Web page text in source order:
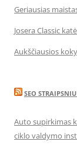
Geriausias
Josera Classic
Aukščiausios
SEO
Auto supirkimas
ciklo valdymo